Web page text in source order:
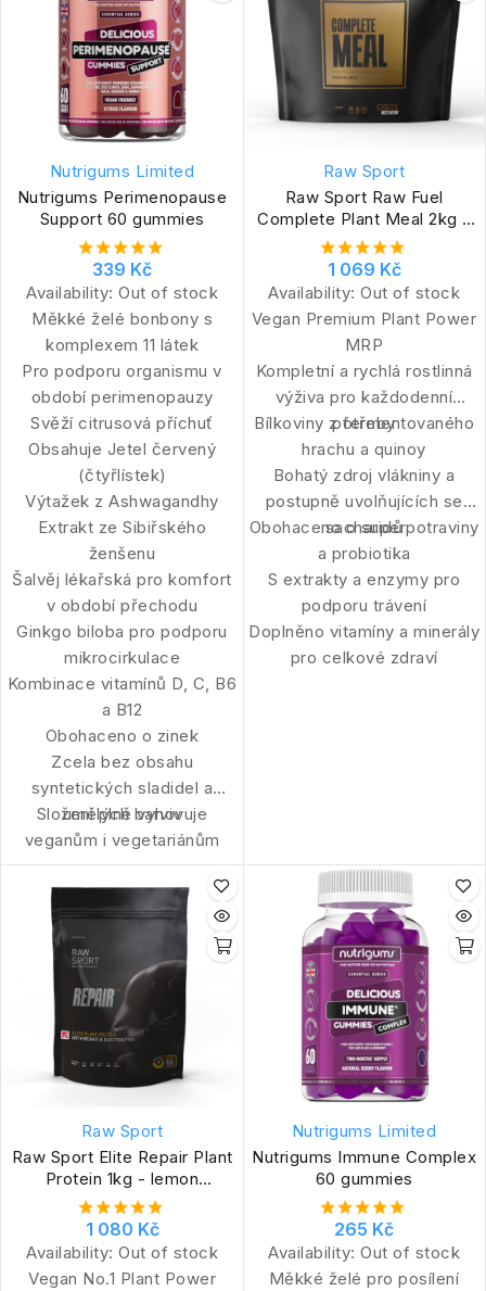
Nutrigums Limited
Nutrigums Perimenopause
Support 60 gummies
339 Kč
Availability: Out of stock
Měkké želé bonbony s
komplexem 11 látek
Pro podporu organismu v
období perimenopauzy
Svěží citrusová příchuť
Obsahuje Jetel červený
(čtyřlístek)
Výtažek z Ashwagandhy
Extrakt ze Sibiřského
ženšenu
Šalvěj lékařská pro komfort
v období přechodu
Ginkgo biloba pro podporu
mikrocirkulace
Kombinace vitamínů D, C, B6
a B12
Obohaceno o zinek
Zcela bez obsahu
syntetických sladidel a
umělých barviv
Složení plně vyhovuje
veganům i vegetariánům
Raw Sport
Raw Sport Raw Fuel
Complete Plant Meal 2kg -
salted caramel
1 069 Kč
Availability: Out of stock
Vegan Premium Plant Power
MRP
Kompletní a rychlá rostlinná
výživa pro každodenní
potřeby
Bílkoviny z fermentovaného
hrachu a quinoy
Bohatý zdroj vlákniny a
postupně uvolňujících se
sacharidů
Obohaceno o superpotraviny
a probiotika
S extrakty a enzymy pro
podporu trávení
Doplněno vitamíny a minerály
pro celkové zdraví
Raw Sport
Raw Sport Elite Repair Plant
Protein 1kg - lemon
cheesecake
1 080 Kč
Availability: Out of stock
Vegan No.1 Plant Power
Nutrigums Limited
Nutrigums Immune Complex
60 gummies
265 Kč
Availability: Out of stock
Měkké želé pro posílení